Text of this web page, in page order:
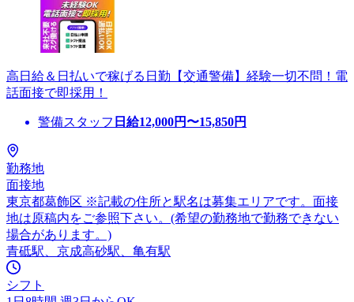
高日給＆日払いで稼げる日勤【交通警備】経験一切不問！電
話面接で即採用！
警備スタッフ 日給12,000円〜15,850円
勤務地
面接地
東京都葛飾区 ※記載の住所と駅名は募集エリアです。面接
地は原稿内をご参照下さい。(希望の勤務地で勤務できない
場合があります。)
青砥駅、京成高砂駅、亀有駅
シフト